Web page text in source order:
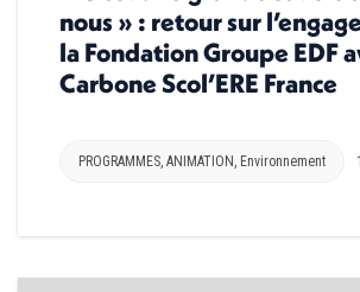
nous » : retour sur
la Fondation Groupe EDF
Carbone Scol’ERE France
PROGRAMMES, ANIMATION , Environnement